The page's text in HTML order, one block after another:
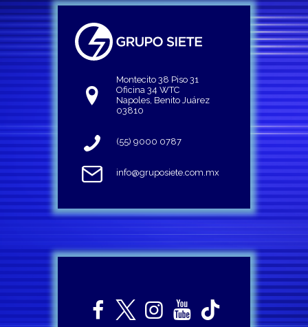
Montecito 38 Piso 31
Oficina 34 WTC
Napoles, Benito Juárez
03810
(55) 9000 0787
info@gruposiete.com.mx